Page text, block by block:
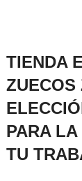
TIENDA
ZUECOS
PARA
TU